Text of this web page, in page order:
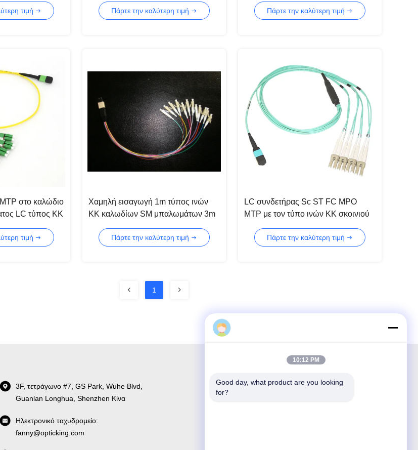
τιμή Πάρτε την καλύτερη τιμή Πάρτε την καλύτερη τιμή
στο καλώδιο
LC τύπος ΚΚ
τιμή
Χαμηλή εισαγωγή 1m τύπος ινών
ΚΚ καλωδίων SM μπαλωμάτων 3m
Πάρτε την καλύτερη τιμή
LC συνδετήρας Sc ST FC MPO
MTP με τον τύπο ινών ΚΚ σκοινιού
Πάρτε την καλύτερη τιμή
1
3F, τετράγωνο #7, GS Park, Wuhe Blvd,
Guanlan Longhua, Shenzhen Κίνα
Ηλεκτρονικό ταχυδρομείο:
fanny@opticking.com
Η Shenzhen Opticking Technology Co Ltd είναι
10:12 PM
Good day, what product are you looking
for?